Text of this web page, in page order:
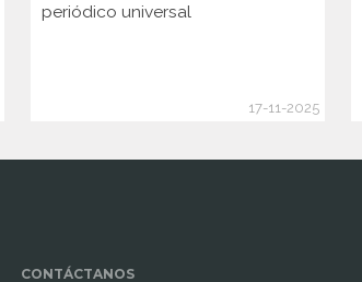
periódico universal
17-11-2025
CONTÁCTANOS